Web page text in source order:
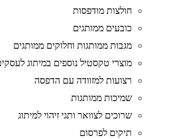
חולצות מודפסות
כובעים ממותגים
מגבות ממותגות וחלוקים ממותגים
מוצרי טקסטיל נוספים במיתוג לעסקים
רצועות למזוודה עם הדפסה
שמיכות ממותגות
שרוכים לצוואר ותגי זיהוי למיתוג
תיקים לפרסום